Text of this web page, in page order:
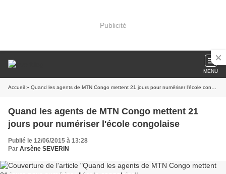
Publicité
MENU
Accueil » Quand les agents de MTN Congo mettent 21 jours pour numériser l'école congolaise
Quand les agents de MTN Congo mettent 21
jours pour numériser l'école congolaise
Publié le 12/06/2015 à 13:28
Par Arsène SEVERIN